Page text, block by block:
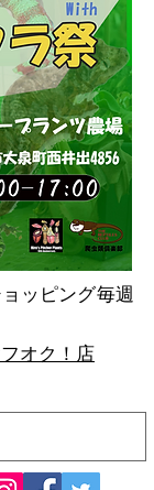
フオク！店
ッピング毎週